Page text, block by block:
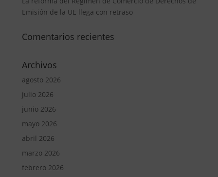
Emisión de la UE llega con retraso
Comentarios recientes
Archivos
agosto 2026
julio 2026
junio 2026
mayo 2026
abril 2026
marzo 2026
febrero 2026